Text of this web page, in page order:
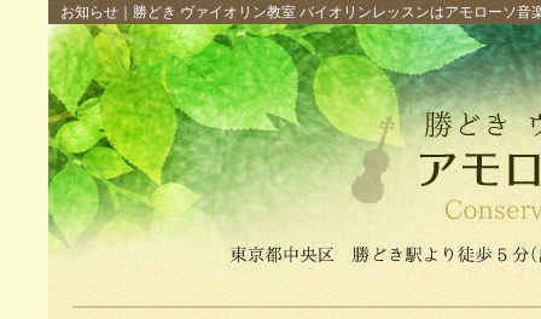
お知らせ｜勝どき ヴァイオリン教室 バイオリンレッスンはアモローソ